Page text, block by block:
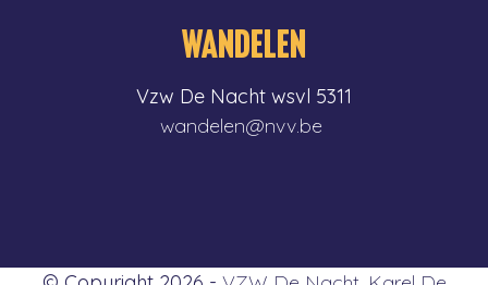
WANDELEN
Vzw De Nacht wsvl 5311
wandelen@nvv.be